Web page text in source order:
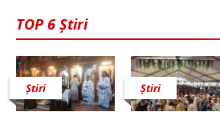
TOP 6 Știri
Știri Știri